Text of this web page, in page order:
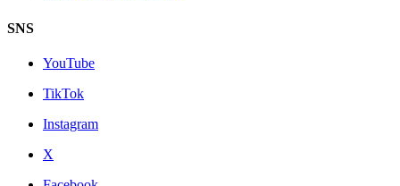
SNS
YouTube
TikTok
Instagram
X